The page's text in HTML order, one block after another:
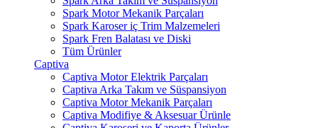
Spark Motor Mekanik Parçaları
Spark Karoser iç Trim Malzemeleri
Spark Fren Balatası ve Diski
Tüm Ürünler
Captiva
Captiva Motor Elektrik Parçaları
Captiva Arka Takım ve Süspansiyon
Captiva Motor Mekanik Parçaları
Captiva Modifiye & Aksesuar Ürünle